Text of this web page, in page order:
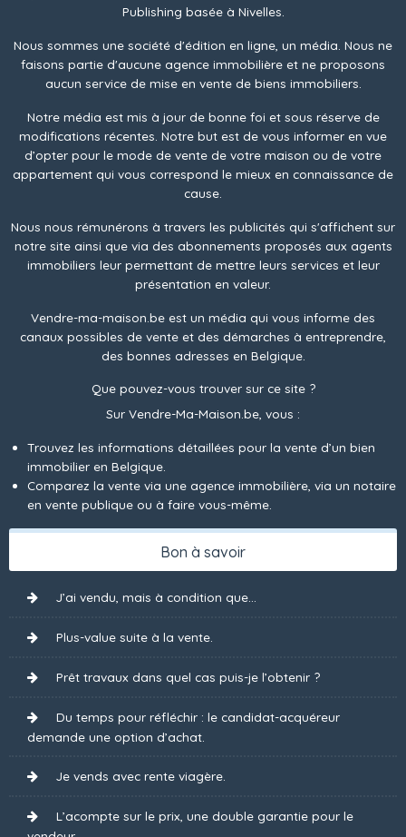
Publishing basée à Nivelles.
Nous sommes une société d'édition en ligne, un média. Nous ne
faisons partie d'aucune agence immobilière et ne proposons
aucun service de mise en vente de biens immobiliers.
Notre média est mis à jour de bonne foi et sous réserve de
modifications récentes. Notre but est de vous informer en vue
d’opter pour le mode de vente de votre maison ou de votre
appartement qui vous correspond le mieux en connaissance de
cause.
Nous nous rémunérons à travers les publicités qui s'affichent sur
notre site ainsi que via des abonnements proposés aux agents
immobiliers leur permettant de mettre leurs services et leur
présentation en valeur.
Vendre-ma-maison.be est un média qui vous informe des
canaux possibles de vente et des démarches à entreprendre,
des bonnes adresses en Belgique.
Que pouvez-vous trouver sur ce site ?
Sur Vendre-Ma-Maison.be, vous :
Trouvez les informations détaillées pour la vente d’un bien
immobilier en Belgique.
Comparez la vente via une agence immobilière, via un notaire
en vente publique ou à faire vous-même.
Bon à savoir
J’ai vendu, mais à condition que...
Plus-value suite à la vente.
Prêt travaux dans quel cas puis-je l’obtenir ?
Du temps pour réfléchir : le candidat-acquéreur
demande une option d’achat.
Je vends avec rente viagère.
L’acompte sur le prix, une double garantie pour le